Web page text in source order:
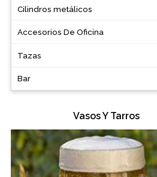
Regalos corporativos
Llaveros
Hogar
Salud y cuidado
Cilindros metálicos
Accesorios De Oficina
Tazas
Bar
Vasos Y Tarros